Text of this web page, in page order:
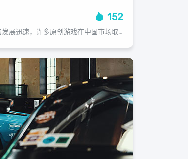
152
中国为什么模仿外国游戏？近年来，中国游戏产业的发展迅速，许多原创游戏在中国市场取得了巨大成功，为什么中国会模仿外国游戏呢？这背后又隐藏着哪些深层次的原因呢？中国游戏产业的崛起得益于全球化进程的推动，随着全球化的深入发展，各种...